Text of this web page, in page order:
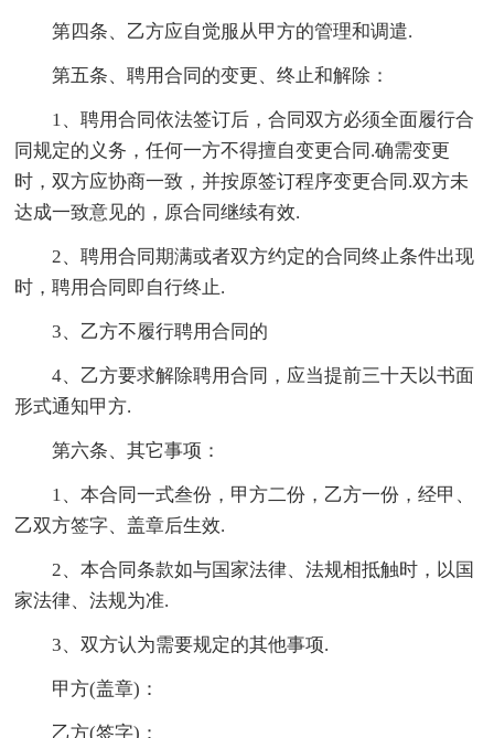
第四条、乙方应自觉服从甲方的管理和调遣.
第五条、聘用合同的变更、终止和解除：
1、聘用合同依法签订后，合同双方必须全面履行合
同规定的义务，任何一方不得擅自变更合同.确需变更
时，双方应协商一致，并按原签订程序变更合同.双方未
达成一致意见的，原合同继续有效.
2、聘用合同期满或者双方约定的合同终止条件出现
时，聘用合同即自行终止.
3、乙方不履行聘用合同的
4、乙方要求解除聘用合同，应当提前三十天以书面
形式通知甲方.
第六条、其它事项：
1、本合同一式叁份，甲方二份，乙方一份，经甲、
乙双方签字、盖章后生效.
2、本合同条款如与国家法律、法规相抵触时，以国
家法律、法规为准.
3、双方认为需要规定的其他事项.
甲方(盖章)：
乙方(签字)：______________